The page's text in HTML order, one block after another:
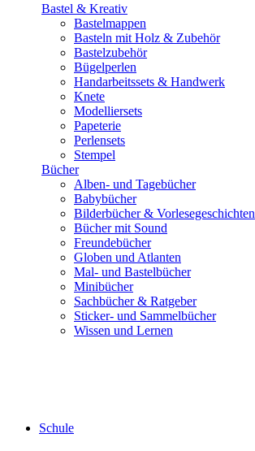
Bastel & Kreativ
Bastelmappen
Basteln mit Holz & Zubehör
Bastelzubehör
Bügelperlen
Handarbeitssets & Handwerk
Knete
Modelliersets
Papeterie
Perlensets
Stempel
Bücher
Alben- und Tagebücher
Babybücher
Bilderbücher & Vorlesegeschichten
Bücher mit Sound
Freundebücher
Globen und Atlanten
Mal- und Bastelbücher
Minibücher
Sachbücher & Ratgeber
Sticker- und Sammelbücher
Wissen und Lernen
Schule